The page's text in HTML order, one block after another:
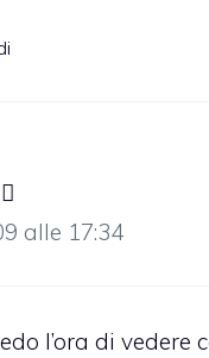
alle 17:34
l’ora di vedere